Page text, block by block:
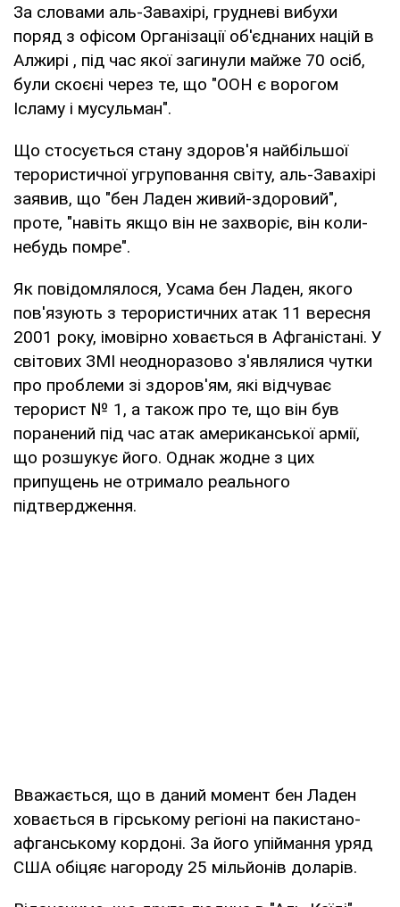
За словами аль-Завахірі, грудневі вибухи
поряд з офісом Організації об'єднаних націй в
Алжирі , під час якої загинули майже 70 осіб,
були скоєні через те, що "ООН є ворогом
Ісламу і мусульман".
Що стосується стану здоров'я найбільшої
терористичної угруповання світу, аль-Завахірі
заявив, що "бен Ладен живий-здоровий",
проте, "навіть якщо він не захворіє, він коли-
небудь помре".
Як повідомлялося, Усама бен Ладен, якого
пов'язують з терористичних атак 11 вересня
2001 року, імовірно ховається в Афганістані. У
світових ЗМІ неодноразово з'являлися чутки
про проблеми зі здоров'ям, які відчуває
терорист № 1, а також про те, що він був
поранений під час атак американської армії,
що розшукує його. Однак жодне з цих
припущень не отримало реального
підтвердження.
Вважається, що в даний момент бен Ладен
ховається в гірському регіоні на пакистано-
афганському кордоні. За його упіймання уряд
США обіцяє нагороду 25 мільйонів доларів.